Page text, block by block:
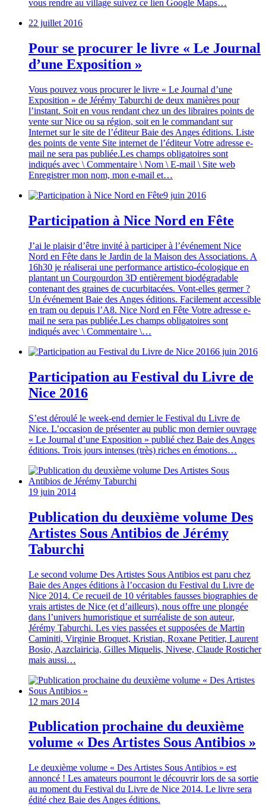
vous rendre au village suivez ce lien Google Maps…
22 juillet 2016
Pour se procurer le livre « Le Journal
d’une Exposition »
Vous pouvez vous procurer le livre « Le Journal d’une
Exposition » de Jérémy Taburchi de deux manières pour
l’instant. Soit en vous rendant chez un des libraires points de
vente sur Nice ou sa région, soit en le commandant sur
Internet sur le site de l’éditeur Baie des Anges éditions. Liste
des points de vente Site internet de l’éditeur Votre adresse e-
mail ne sera pas publiée.Les champs obligatoires sont
indiqués avec \ Commentaire \ Nom \ E-mail \ Site web
Enregistrer mon nom, mon e-mail et…
9 juin 2016
Participation à Nice Nord en Fête
J’ai le plaisir d’être invité à participer à l’événement Nice
Nord en Fête dans le Jardin de la Maison des Associations. A
16h30 je réaliserai une performance artistico-écologique en
plantant un Courgourdon 3D entièrement biodégradable
contenant des graines de cucurbitacées. Vont-elles germer ?
Un événement Baie des Anges éditions. Facilement accessible
en tram ou depuis l’A8. Nice Nord en Fête Votre adresse e-
mail ne sera pas publiée.Les champs obligatoires sont
indiqués avec \ Commentaire \…
6 juin 2016
Participation au Festival du Livre de
Nice 2016
S’est déroulé le week-end dernier le Festival du Livre de
Nice. L’occasion de présenter au public mon dernier ouvrage
« Le Journal d’une Exposition » publié chez Baie des Anges
éditions. Trois jours intenses (très) riches en émotions…
19 juin 2014
Publication du deuxième volume Des
Artistes Sous Antibios de Jérémy
Taburchi
Le second volume Des Artistes Sous Antibios est paru chez
Baie des Anges éditions à l’occasion du Festival du Livre de
Nice 2014. Ce recueil de 10 véritables fausses biographies de
vrais artistes de Nice (et d’ailleurs), nous offre une plongée
dans l’univers humoristique et surréaliste de son auteur,
Jérémy Taburchi. Les vies passées et supposées de Martin
Caminiti, Virginie Broquet, Kristian, Roxane Petitier, Laurent
Bosio, Aazclairicia, Gilles Miquelis, Nivese, Claude Rosticher
mais aussi…
12 mars 2014
Publication prochaine du deuxième
volume « Des Artistes Sous Antibios »
Le deuxième volume « Des Artistes Sous Antibios » est
annoncé ! Les amateurs pourront le découvrir lors de sa sortie
au moment du Festival du Livre de Nice 2014. Le livre sera
édité chez Baie des Anges éditions.